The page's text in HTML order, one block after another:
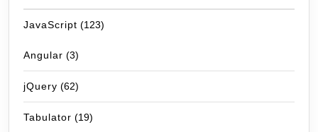
JavaScript (123)
Angular (3)
jQuery (62)
Tabulator (19)